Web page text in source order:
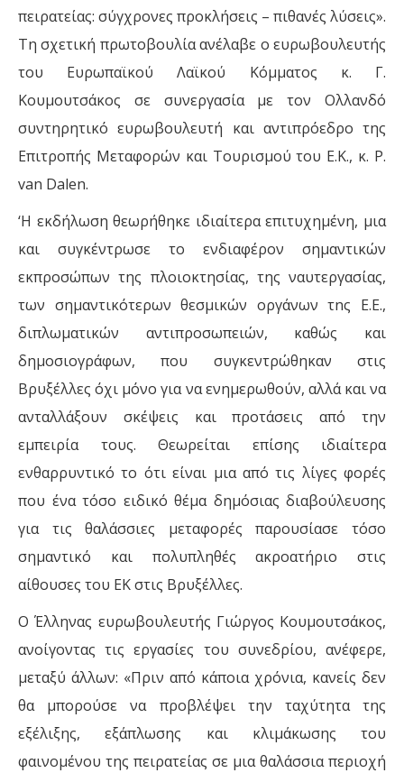
πειρατείας: σύγχρονες προκλήσεις – πιθανές λύσεις».
Τη σχετική πρωτοβουλία ανέλαβε ο ευρωβουλευτής
του Ευρωπαϊκού Λαϊκού Κόμματος κ. Γ.
Koυµουτσάκος σε συνεργασία µε τον Ολλανδό
συντηρητικό ευρωβουλευτή και αντιπρόεδρο της
Επιτροπής Μεταφορών και Τουρισμού του Ε.Κ., κ. Ρ.
van Dalen.
‘Η εκδήλωση θεωρήθηκε ιδιαίτερα επιτυχημένη, µια
και συγκέντρωσε το ενδιαφέρον σημαντικών
εκπροσώπων της πλοιοκτησίας, της ναυτεργασίας,
των σημαντικότερων θεσμικών οργάνων τnς Ε.Ε.,
διπλωματικών αντιπροσωπειών, καθώς και
δημοσιογράφων, που συγκεντρώθηκαν στις
Βρυξέλλες όχι µόνο για να ενημερωθούν, αλλά και να
ανταλλάξουν σκέψεις και προτάσεις από την
εμπειρία τους. Θεωρείται επίσης ιδιαίτερα
ενθαρρυντικό το ότι είναι µια από τις λίγες φορές
που ένα τόσο ειδικό θέμα δημόσιας διαβούλευσης
για τις θαλάσσιες μεταφορές παρουσίασε τόσο
σημαντικό και πολυπληθές ακροατήριο στις
αίθουσες του ΕΚ στις Βρυξέλλες.
Ο Έλληνας ευρωβουλευτής Γιώργος Κουµουτσάκος,
ανοίγοντας τις εργασίες του συνεδρίου, ανέφερε,
μεταξύ άλλων: «Πριν από κάποια χρόνια, κανείς δεν
θα μπορούσε να προβλέψει την ταχύτητα της
εξέλιξης, εξάπλωσης και κλιμάκωσης του
φαινομένου της πειρατείας σε µια θαλάσσια περιοχή